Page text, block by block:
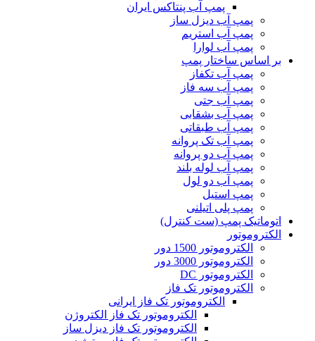
پمپ آب پنتاکس ایران
پمپ آب دیزل ساز
پمپ آب استریم
پمپ آب لوارا
بر اساس ساختار پمپ
پمپ آب تکفاز
پمپ آب سه فاز
پمپ آب جتی
پمپ آب بشقابی
پمپ آب طبقاتی
پمپ آب تک پروانه
پمپ آب دو پروانه
پمپ آب لوله بلند
پمپ آب دو لول
پمپ استیل
پمپ پلی اتیلنی
اتوماتیک پمپ (ست کنترل)
الکتروموتور
الکتروموتور 1500 دور
الکتروموتور 3000 دور
الکتروموتور DC
الکتروموتور تک فاز
الکتروموتور تک فاز ایرانی
الکتروموتور تک فاز الکتروژن
الکتروموتور تک فاز دیزل ساز